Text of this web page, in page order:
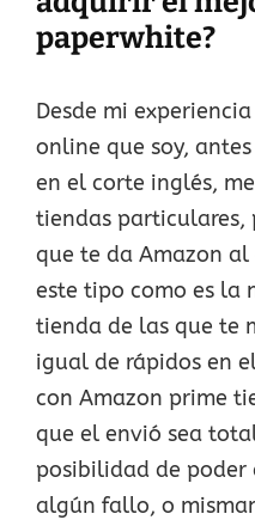
paperwhite?
Desde mi
online que soy,
en el corte inglés,
tiendas particulares,
que te da Amazon
este tipo como es la
tienda de las que te
igual de rápidos en
con Amazon prime
que el envió sea
posibilidad de poder
algún fallo, o